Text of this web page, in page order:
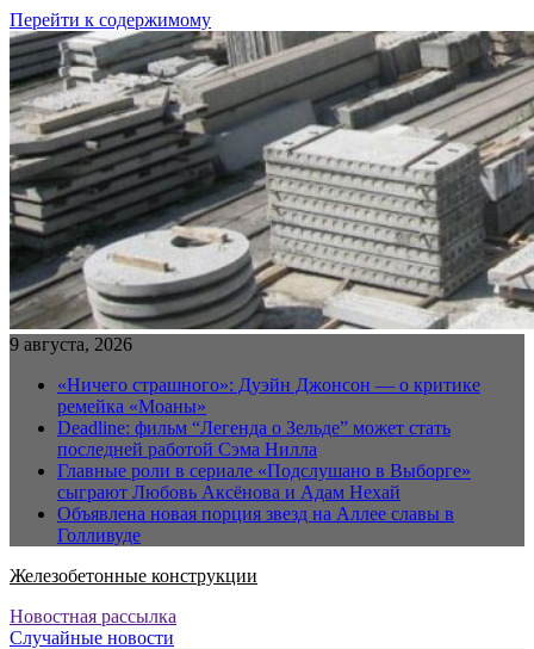
Перейти к содержимому
9 августа, 2026
«Ничего страшного»: Дуэйн Джонсон — о критике
ремейка «Моаны»
Deadline: фильм “Легенда о Зельде” может стать
последней работой Сэма Нилла
Главные роли в сериале «Подслушано в Выборге»
сыграют Любовь Аксёнова и Адам Нехай
Объявлена новая порция звезд на Аллее славы в
Голливуде
Железобетонные конструкции
Новостная рассылка
Случайные новости